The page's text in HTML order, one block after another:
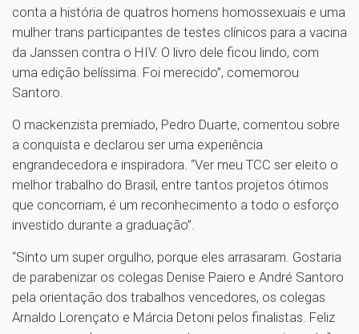
conta a história de quatros homens homossexuais e uma
mulher trans participantes de testes clínicos para a vacina
da Janssen contra o HIV. O livro dele ficou lindo, com
uma edição belíssima. Foi merecido”, comemorou
Santoro.
O mackenzista premiado, Pedro Duarte, comentou sobre
a conquista e declarou ser uma experiência
engrandecedora e inspiradora. “Ver meu TCC ser eleito o
melhor trabalho do Brasil, entre tantos projetos ótimos
que concorriam, é um reconhecimento a todo o esforço
investido durante a graduação”.
“Sinto um super orgulho, porque eles arrasaram. Gostaria
de parabenizar os colegas Denise Paiero e André Santoro
pela orientação dos trabalhos vencedores, os colegas
Arnaldo Lorençato e Márcia Detoni pelos finalistas. Feliz